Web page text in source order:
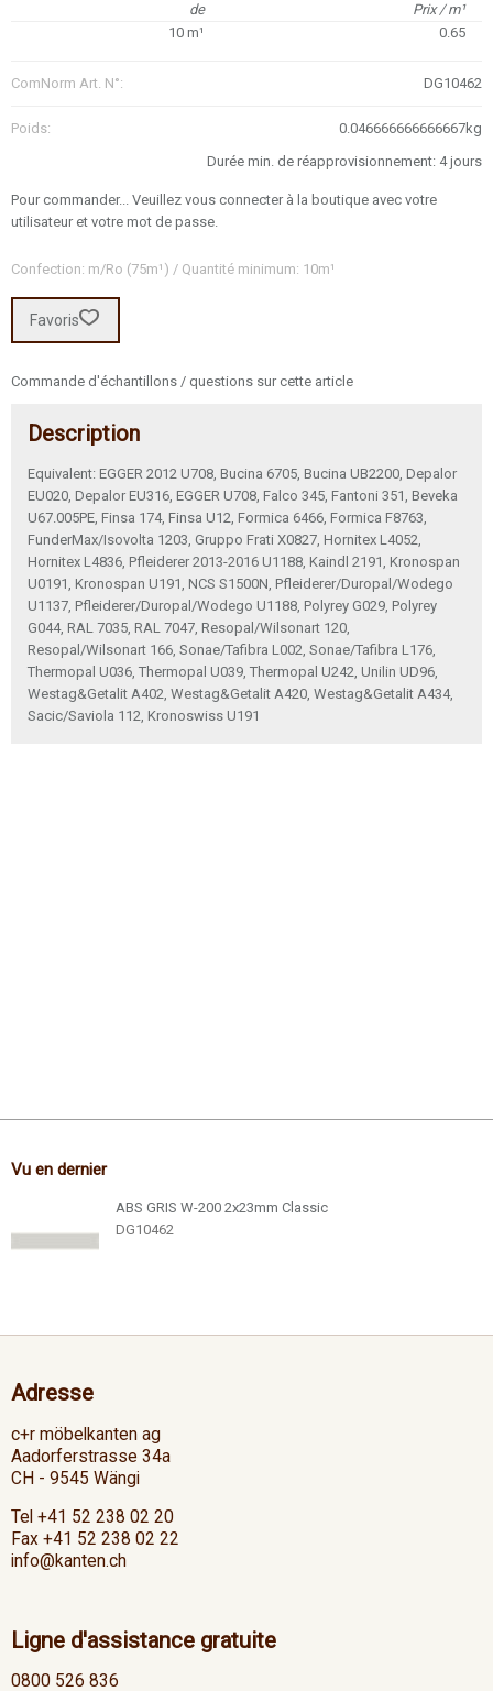
de
Prix / m¹
10 m¹
0.65
ComNorm Art. N°: DG10462
Poids:
0.046666666666667kg
Durée min. de réapprovisionnement: 4 jours
Pour commander... Veuillez vous connecter à la boutique avec votre
utilisateur et votre mot de passe.
Confection: m/Ro (75m¹) / Quantité minimum: 10m¹
Favoris
Commande d'échantillons / questions sur cette article
Description
Equivalent: EGGER 2012 U708, Bucina 6705, Bucina UB2200, Depalor
EU020, Depalor EU316, EGGER U708, Falco 345, Fantoni 351, Beveka
U67.005PE, Finsa 174, Finsa U12, Formica 6466, Formica F8763,
FunderMax/Isovolta 1203, Gruppo Frati X0827, Hornitex L4052,
Hornitex L4836, Pfleiderer 2013-2016 U1188, Kaindl 2191, Kronospan
U0191, Kronospan U191, NCS S1500N, Pfleiderer/Duropal/Wodego
U1137, Pfleiderer/Duropal/Wodego U1188, Polyrey G029, Polyrey
G044, RAL 7035, RAL 7047, Resopal/Wilsonart 120,
Resopal/Wilsonart 166, Sonae/Tafibra L002, Sonae/Tafibra L176,
Thermopal U036, Thermopal U039, Thermopal U242, Unilin UD96,
Westag&Getalit A402, Westag&Getalit A420, Westag&Getalit A434,
Sacic/Saviola 112, Kronoswiss U191
Vu en dernier
ABS GRIS W-200 2x23mm Classic
DG10462
Adresse
c+r möbelkanten ag
Aadorferstrasse 34a
CH - 9545 Wängi
Tel +41 52 238 02 20
Fax +41 52 238 02 22
info@kanten.ch
Ligne d'assistance gratuite
0800 526 836